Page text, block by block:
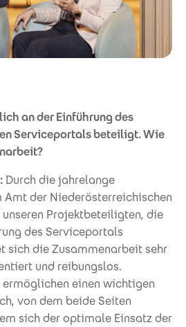
an der Einführung des
Serviceportals beteiligt. Wie
Durch die jahrelange
der Niederösterreichischen
unseren Projektbeteiligten, die
des Serviceportals
sich die Zusammenarbeit sehr
und reibungslos.
einen wichtigen
von dem beide Seiten
sich der optimale Einsatz der